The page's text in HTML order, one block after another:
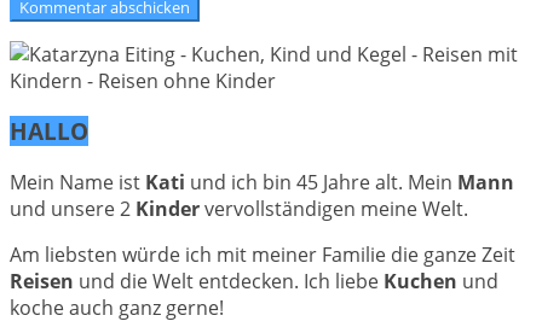
HALLO
Mein Name ist Kati und ich bin 45 Jahre alt. Mein Mann
und unsere 2 Kindervervollständigen meine Welt.
Am liebsten würde ich mit meiner Familie die ganze Zeit
Reisen und die Welt entdecken. Ich liebe Kuchen und
koche auch ganz gerne!